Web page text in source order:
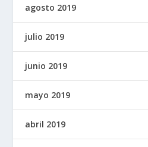
agosto 2019
julio 2019
junio 2019
mayo 2019
abril 2019